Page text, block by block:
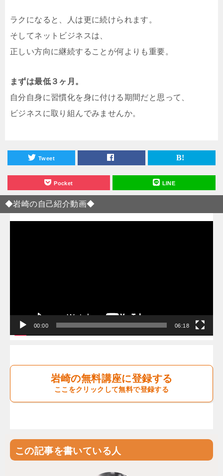
ラクになると、人は更に続けられます。
そしてネットビジネスは、
正しい方向に継続することが何よりも重要。
まずは最低３ヶ月。
自分自身に習慣化を身に付ける期間だと思って、
ビジネスに取り組んでみませんか。
Tweet
Pocket LINE
◆岩崎の自己紹介動画◆
00:00 06:18
岩崎の無料講座に登録する
ここをクリックして無料で登録する
この記事を書いている人